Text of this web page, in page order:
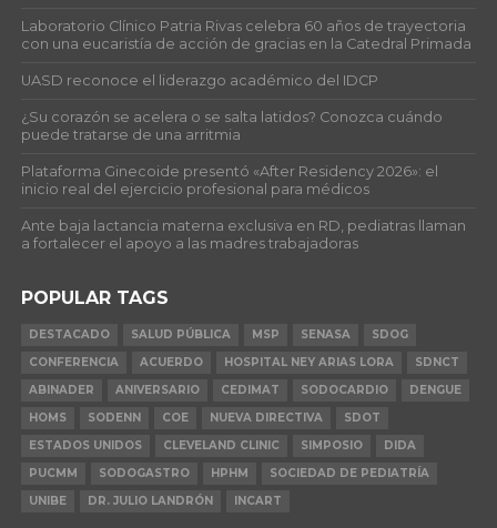
Laboratorio Clínico Patria Rivas celebra 60 años de trayectoria
con una eucaristía de acción de gracias en la Catedral Primada
UASD reconoce el liderazgo académico del IDCP
¿Su corazón se acelera o se salta latidos? Conozca cuándo
puede tratarse de una arritmia
Plataforma Ginecoide presentó «After Residency 2026»: el
inicio real del ejercicio profesional para médicos
Ante baja lactancia materna exclusiva en RD, pediatras llaman
a fortalecer el apoyo a las madres trabajadoras
POPULAR TAGS
DESTACADO SALUD PÚBLICA MSP SENASA
SDOG
CONFERENCIA
ACUERDO HOSPITAL NEY ARIAS LORA
SDNCT
ABINADER
ANIVERSARIO CEDIMAT SODOCARDIO
DENGUE
HOMS
SODENN COE NUEVA DIRECTIVA
SDOT
ESTADOS UNIDOS
CLEVELAND CLINIC SIMPOSIO
DIDA
PUCMM
SODOGASTRO HPHM
SOCIEDAD DE PEDIATRÍA
UNIBE
DR. JULIO LANDRÓN INCART